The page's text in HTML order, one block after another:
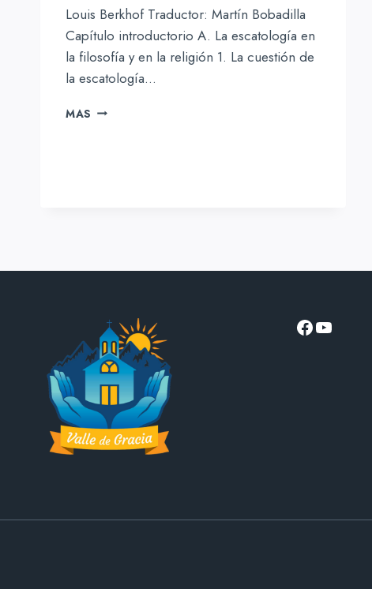
Louis Berkhof Traductor: Martín Bobadilla
Capítulo introductorio A. La escatología en
la filosofía y en la religión 1. La cuestión de
la escatología…
MAS LA
Facebook
YouTube